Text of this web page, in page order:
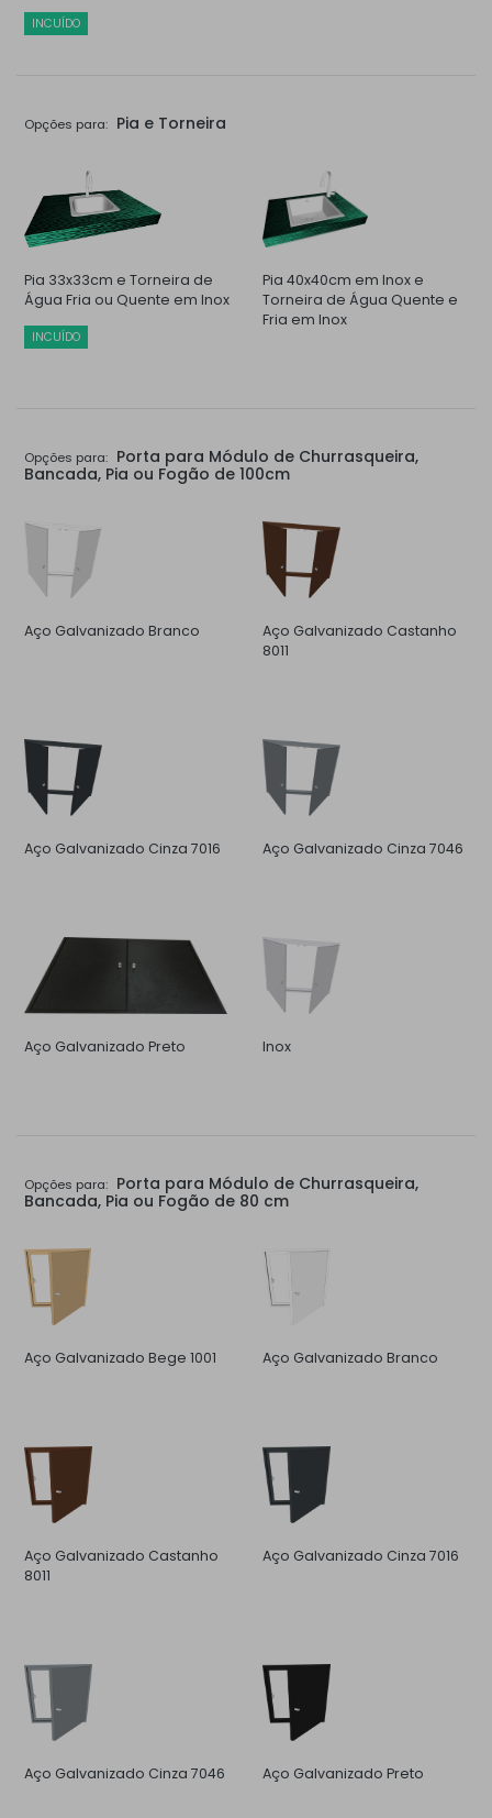
INCUÍDO
Opções para: Pia e Torneira
Pia 33x33cm e Torneira de
Água Fria ou Quente em Inox
INCUÍDO
Pia 40x40cm em Inox e
Torneira de Água Quente e
Fria em Inox
Opções para: Porta para Módulo de Churrasqueira,
Bancada, Pia ou Fogão de 100cm
Aço Galvanizado Branco
Aço Galvanizado Castanho
8011
Aço Galvanizado Cinza 7016 Aço Galvanizado Cinza 7046
Aço Galvanizado Preto Inox
Opções para: Porta para Módulo de Churrasqueira,
Bancada, Pia ou Fogão de 80 cm
Aço Galvanizado Bege 1001 Aço Galvanizado Branco
Aço Galvanizado Castanho
8011
Aço Galvanizado Cinza 7016
Aço Galvanizado Cinza 7046 Aço Galvanizado Preto